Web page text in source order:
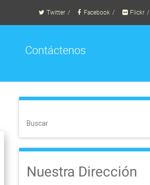
Twitter Facebook Flickr
Contáctenos
Buscar
Nuestra Dirección